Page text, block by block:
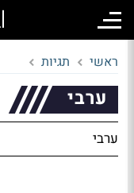
ראשי תגיות
ערבי
ערבי